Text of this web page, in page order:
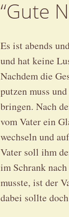
“Gute
Es ist abends
und hat keine
Nachdem die
putzen muss
bringen. Nach
vom Vater ein
wechseln und
Vater soll ihm
im Schrank
musste, ist der
dabei sollte